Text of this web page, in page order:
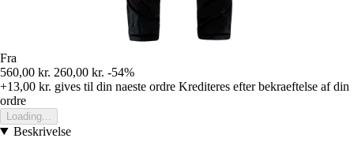
Fra
560,00 kr. 260,00 kr. -54%
+13,00 kr. gives til din naeste ordre Krediteres efter bekraeftelse af din
ordre
Loading...
Beskrivelse